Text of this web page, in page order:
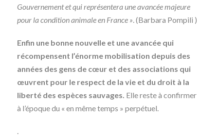
Gouvernement et qui représentera une avancée majeure
pour la condition animale en France ». (Barbara Pompili )
Enfin une bonne nouvelle et une avancée qui
récompensent l’énorme mobilisation depuis des
années des gens de cœur et des associations qui
œuvrent pour le respect de la vie et du droit à la
liberté des espèces sauvages. Elle reste à confirmer
à l’époque du « en même temps » perpétuel.
.